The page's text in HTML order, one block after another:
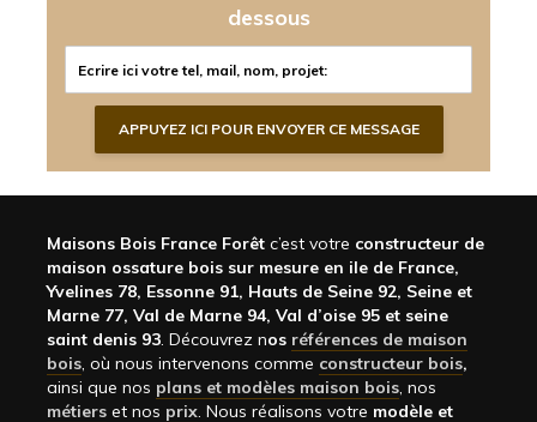
dessous
Maisons Bois France Forêt c’est votre constructeur de
maison ossature bois sur mesure en ile de France,
Yvelines 78, Essonne 91, Hauts de Seine 92, Seine et
Marne 77, Val de Marne 94, Val d’oise 95 et seine
saint denis 93. Découvrez nos références de maison
bois, où nous intervenons comme constructeur bois,
ainsi que nos plans et modèles maison bois, nos
métiers et nos prix. Nous réalisons votre modèle et